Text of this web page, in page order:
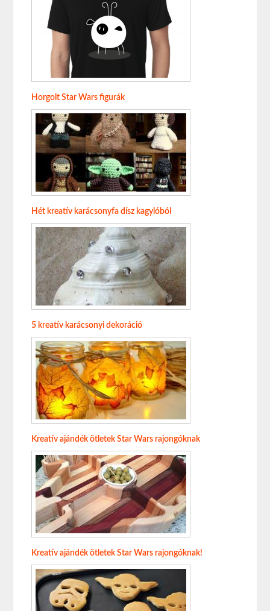
Horgolt Star Wars figurák
Hét kreatív karácsonyfa dísz kagylóból
5 kreatív karácsonyi dekoráció
Kreatív ajándék ötletek Star Wars rajongóknak
Kreatív ajándék ötletek Star Wars rajongóknak!